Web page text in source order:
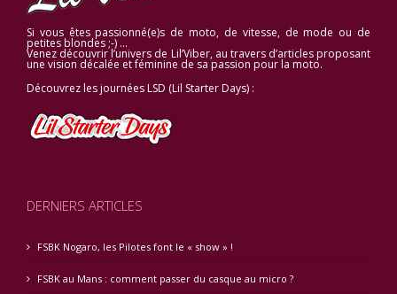
Si vous êtes passionné(e)s de moto, de vitesse, de mode ou de
petites blondes ;-) …
Venez découvrir l’univers de Lil’Viber, au travers d’articles proposant
une vision décalée et féminine de sa passion pour la moto.
Découvrez les journées LSD (Lil Starter Days) :
DERNIERS ARTICLES
FSBK Nogaro, les Pilotes font le « show » !
FSBK au Mans : comment passer du casque au micro ?